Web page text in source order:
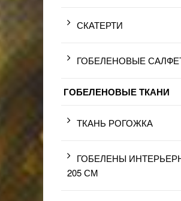
СКАТЕРТИ
ГОБЕЛЕНОВЫЕ
ГОБЕЛЕНОВЫЕ ТКАНИ
ТКАНЬ РОГОЖКА
ГОБЕЛЕНЫ
205 СМ